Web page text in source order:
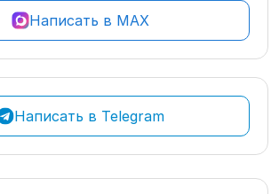
Написать в MAX
Написать в Telegram